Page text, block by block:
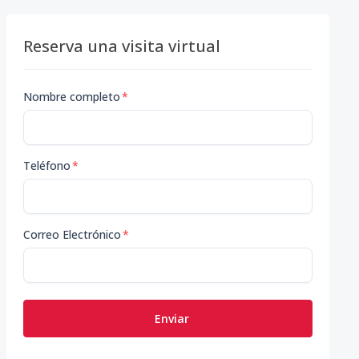
Reserva una visita virtual
Nombre completo*
Teléfono*
Correo Electrónico*
Enviar